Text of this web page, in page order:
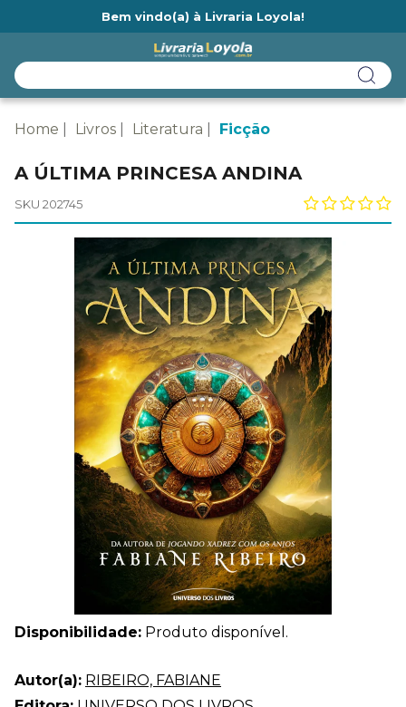
Bem vindo(a) à Livraria Loyola!
Home Livros Literatura Ficção
A ÚLTIMA PRINCESA ANDINA
SKU 202745
Disponibilidade: Produto disponível.
Autor(a): RIBEIRO, FABIANE